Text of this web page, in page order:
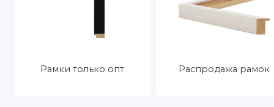
Рамки только опт Распродажа рамок